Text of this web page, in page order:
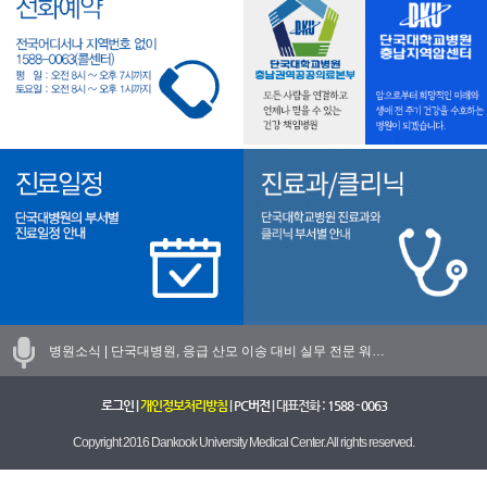
병원소식 | 단국대병원, 응급 산모 이송 대비 실무 전문 워…
로그인| 개인정보처리방침| PC버전| 대표전화 : 1588 - 0063
Copyright 2016 Dankook University Medical Center. All rights reserved.